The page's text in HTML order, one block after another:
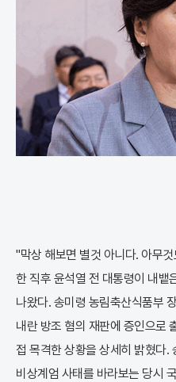
"막상 해보면 별것 아니다. 아무
한 직후 윤석열 전 대통령이 내뱉
나왔다. 송미령 농림축산식품부
내란 방조 혐의 재판에 증인으로
접 목격한 상황을 상세히 밝혔다.
비상계엄 사태를 바라보는 당시